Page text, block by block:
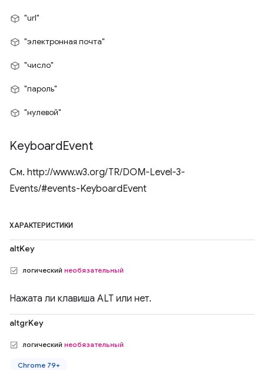
"url"
"электронная почта"
"число"
"пароль"
"нулевой"
KeyboardEvent
См. http://www.w3.org/TR/DOM-Level-3-
Events/#events-KeyboardEvent
ХАРАКТЕРИСТИКИ
altKey
логический необязательный
Нажата ли клавиша ALT или нет.
altgrKey
логический необязательный
Chrome 79+